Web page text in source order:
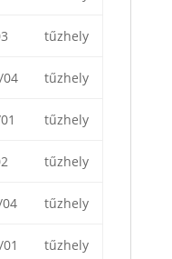
tűzhely
04 tűzhely
tűzhely
tűzhely
04 tűzhely
tűzhely